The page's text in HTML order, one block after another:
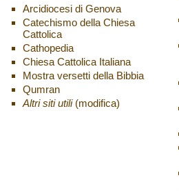
Arcidiocesi di Genova
Catechismo della Chiesa
Cattolica
Cathopedia
Chiesa Cattolica Italiana
Mostra versetti della Bibbia
Qumran
Altri siti utili (modifica)